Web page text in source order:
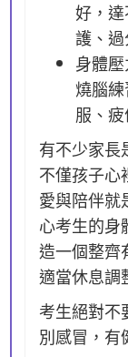
好，
護、
身體
燒腦
服、
有不少家長
不僅孩子心
愛與陪伴就
心考生的身
造一個整齊
適當休息調
考生絕對不
別感冒，有